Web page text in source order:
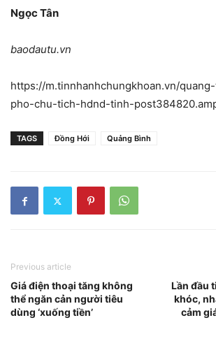
Ngọc Tân
baodautu.vn
https://m.tinnhanhchungkhoan.vn/
pho-chu-tich-hdnd-tinh-
TAGS Đồng Hới Quảng Bình
Previous article
Giá điện thoại tăng không
thể ngăn cản người tiêu
dùng ‘xuống tiền’
Lần đầu
khóc,
cảm